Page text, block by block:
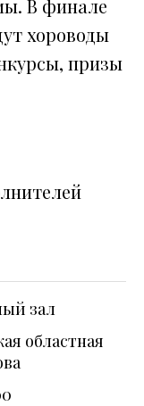
В финале
хороводы
призы
зал
областная